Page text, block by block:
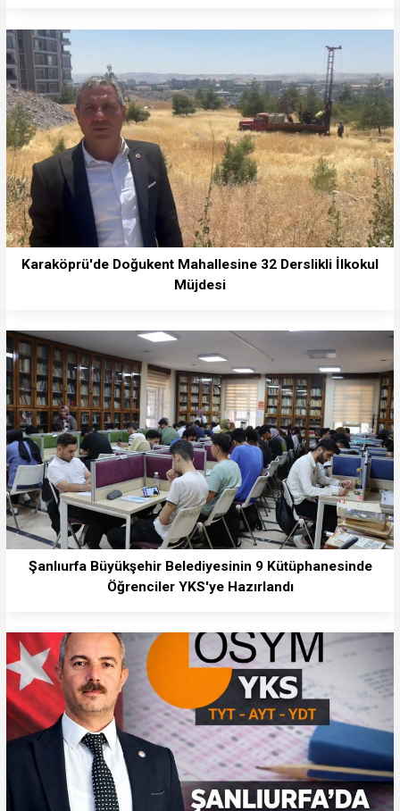
Karaköprü'de Doğukent Mahallesine 32 Derslikli İlkokul
Müjdesi
Şanlıurfa Büyükşehir Belediyesinin 9 Kütüphanesinde
Öğrenciler YKS'ye Hazırlandı